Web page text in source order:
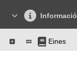
Informació
Eines